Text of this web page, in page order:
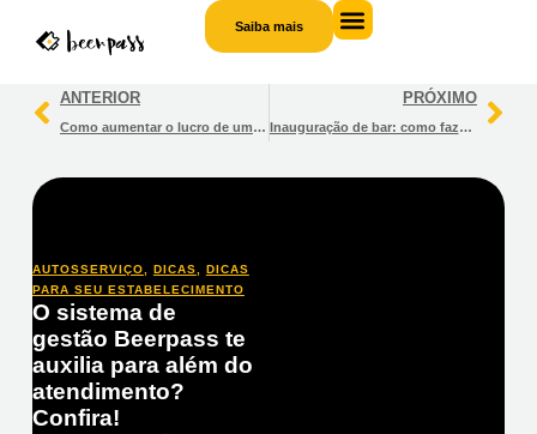
Saiba mais
ANTERIOR
Como aumentar o lucro de um bar? Veja essas 8 dicas!
PRÓXIMO
Inauguração de bar: como fazer um evento de sucesso?
AUTOSSERVIÇO DICAS
DICAS
PARA SEU ESTABELECIMENTO
O sistema de
gestão Beerpass te
auxilia para além do
atendimento?
Confira!